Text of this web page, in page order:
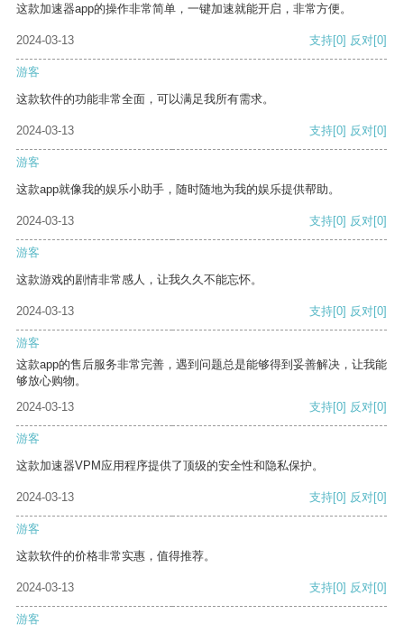
这款加速器app的操作非常简单，一键加速就能开启，非常方便。
2024-03-13 支持[0] 反对[0]
游客
这款软件的功能非常全面，可以满足我所有需求。
2024-03-13 支持[0] 反对[0]
游客
这款app就像我的娱乐小助手，随时随地为我的娱乐提供帮助。
2024-03-13 支持[0] 反对[0]
游客
这款游戏的剧情非常感人，让我久久不能忘怀。
2024-03-13 支持[0] 反对[0]
游客
这款app的售后服务非常完善，遇到问题总是能够得到妥善解决，让我能
够放心购物。
2024-03-13
支持[0] 反对[0]
游客
这款加速器VPM应用程序提供了顶级的安全性和隐私保护。
2024-03-13 支持[0] 反对[0]
游客
这款软件的价格非常实惠，值得推荐。
2024-03-13 支持[0] 反对[0]
游客